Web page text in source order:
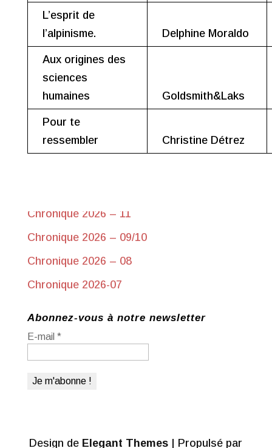
L’esprit de
l’alpinisme.
Delphine Moraldo
Aux origines des
sciences
humaines
Goldsmith&Laks
Pour te
ressembler
Christine Détrez
Chronique 2026 – 11
Chronique 2026 – 09/10
Chronique 2026 – 08
Chronique 2026-07
Abonnez-vous à notre newsletter
E-mail *
Design de Elegant Themes | Propulsé par